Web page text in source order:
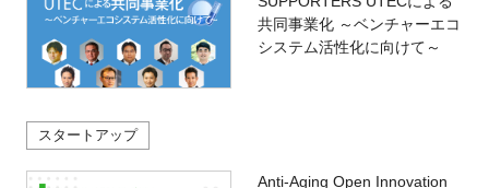
共同事業化 ～ベンチャーエコ
システム活性化に向けて～
スタートアップ
Anti-Aging Open Innovation